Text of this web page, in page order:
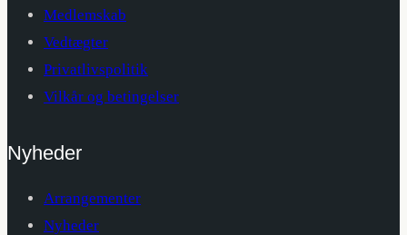
Medlemskab
Vedtægter
Privatlivspolitik
Vilkår og betingelser
Nyheder
Arrangementer
Nyheder